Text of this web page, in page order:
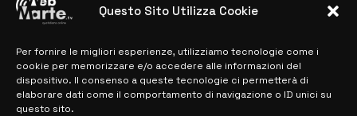
Questo Sito Utilizza Cookie
Per fornire le migliori esperienze, utilizziamo tecnologie come i
cookie per memorizzare e/o accedere alle informazioni del
dispositivo. Il consenso a queste tecnologie ci permetterà di
elaborare dati come il comportamento di navigazione o ID unici su
questo sito.
MAPPA DEL SITO
> NOTIZIE